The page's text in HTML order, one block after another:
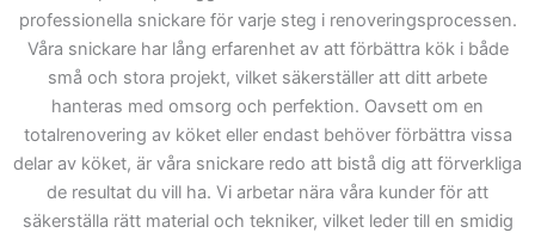
med detaljer och precision
när vi arbetar med
skräddarsydda lösningar,
därför är vi noga med att
planera av varje steg i
kunduppdragetför att
säkerställa ett problemfritt
professionella snickare för varje steg i renoveringsprocessen.
Våra snickare har lång erfarenhet av att förbättra kök i både
små och stora projekt, vilket säkerställer att ditt arbete
hanteras med omsorg och perfektion. Oavsett om en
totalrenovering av köket eller endast behöver förbättra vissa
delar av köket, är våra snickare redo att bistå dig att förverkliga
de resultat du vill ha. Vi arbetar nära våra kunder för att
säkerställa rätt material och tekniker, vilket leder till en smidig